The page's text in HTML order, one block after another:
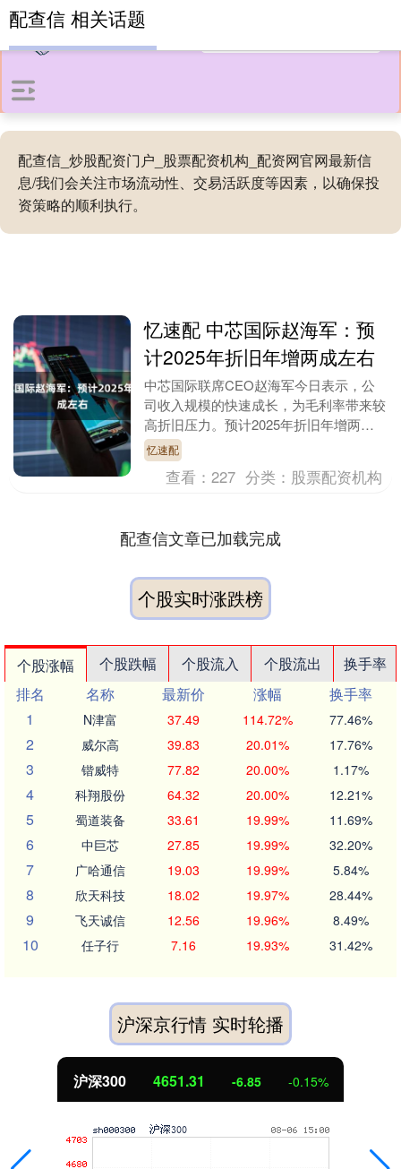
配查信_炒股配资门户_股票配资机构_配资网官网最新信
息/我们会关注市场流动性、交易活跃度等因素，以确保投
资策略的顺利执行。
配查信 相关话题
忆速配 中芯国际赵海军：预
计2025年折旧年增两成左右
中芯国际联席CEO赵海军今日表示，公
司收入规模的快速成长，为毛利率带来较
高折旧压力。预计2025年折旧年增两成
左右。除了折旧，毛利率还受到定价、产
能利用率等因素....
忆速配
查看：227 分类： 股票配资机构
配查信文章已加载完成
个股实时涨跌榜
个股涨幅 个股跌幅 个股流入 个股流出
换手率
排名
名称 最新价 涨幅
换手率
1
N津富 37.49 114.72% 77.46%
2 威尔高 39.83 20.01% 17.76%
3 锴威特 77.82 20.00% 1.17%
4 科翔股份 64.32 20.00% 12.21%
5 蜀道装备 33.61 19.99% 11.69%
6 中巨芯 27.85 19.99% 32.20%
7 广哈通信 19.03 19.99% 5.84%
8 欣天科技 18.02 19.97% 28.44%
9 飞天诚信 12.56 19.96% 8.49%
10 任子行 7.16 19.93% 31.42%
沪深京行情 实时轮播
北证50 1122.88 3.42 0.30%